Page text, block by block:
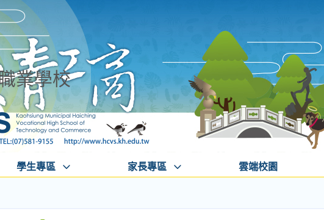
業學校
學生專區 家長專區 雲端校園